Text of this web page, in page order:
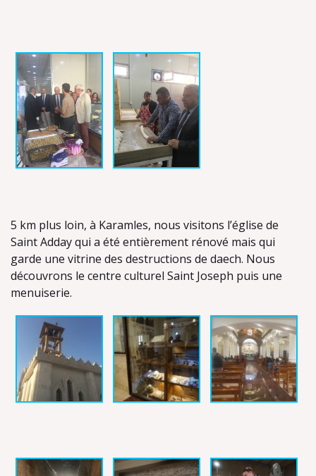
5 km plus loin, à Karamles, nous visitons l’église de
Saint Adday qui a été entièrement rénové mais qui
garde une vitrine des destructions de daech. Nous
découvrons le centre culturel Saint Joseph puis une
menuiserie.